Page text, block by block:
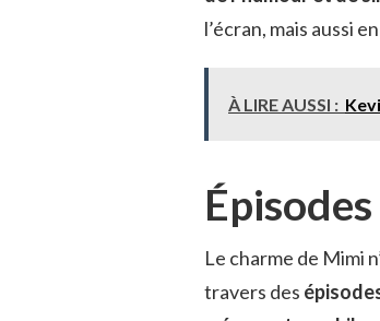
l’écran, mais aussi
À LIRE AUSSI :
Le charme de Mimi
travers des